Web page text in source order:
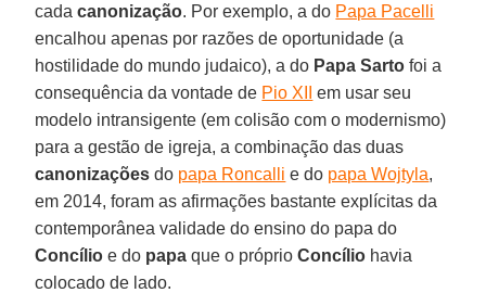
cadacanonização. Por exemplo, a do Papa Pacelli
encalhou apenas por razões de oportunidade (a
hostilidade do mundo judaico), a do Papa Sarto foi a
consequência da vontade de Pio XII
em usar seu
modelo intransigente (em colisão com o modernismo)
para a gestão de igreja, a combinação das duas
canonizações do papa Roncalli e do papa Wojtyla,
em 2014, foram as afirmações bastante explícitas da
contemporânea validade do ensino do papa do
Concílio e do papa que o próprioConcílio havia
colocado de lado.